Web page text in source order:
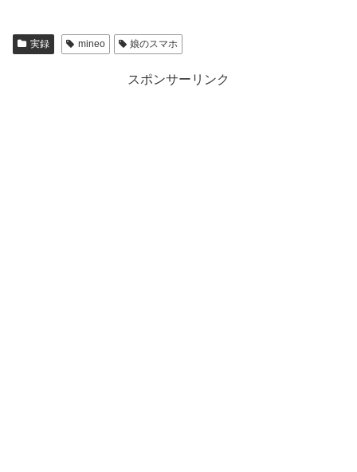
実録 mineo 娘のスマホ
スポンサーリンク